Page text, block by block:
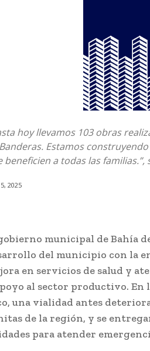
hoy llevamos 103 obras
Estamos
beneficien a todas las
2025
municipal de Bahía
del municipio con la
en servicios de salud y
al sector productivo. En
una vialidad antes
de la región, y se
para atender